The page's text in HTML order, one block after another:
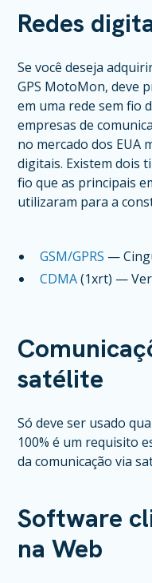
Redes
Se você deseja
GPS MotoMon, deve
em uma rede sem fio
empresas de
no mercado dos EUA
digitais. Existem dois
fio que as principais
utilizaram para a
GSM/GPRS —
CDMA(1xrt) —
satélite
Só deve ser usado
100% é um requisito
da comunicação via
Software
na Web